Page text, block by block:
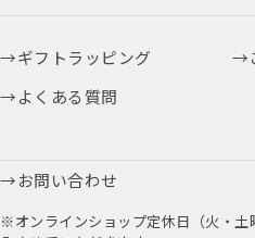
ギフトラッピング
よくある質問
お問い合わせ
※オンラインショップ定休日（火・土